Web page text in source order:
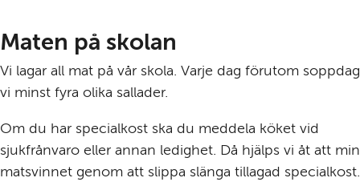
Maten på skolan
Vi lagar all mat på vår skola. Varje dag förutom
vi minst fyra olika sallader.
Om du har specialkost ska du meddela köket vid
sjukfrånvaro eller annan ledighet. Då hjälps vi åt att
matsvinnet genom att slippa slänga tillagad specialkost.